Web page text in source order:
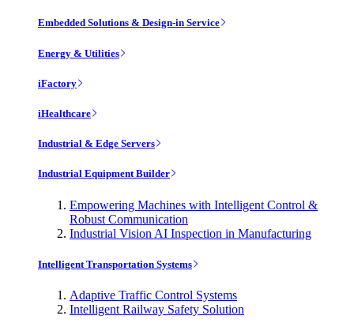
Embedded Solutions & Design-in Service
Energy & Utilities
iFactory
iHealthcare
Industrial & Edge Servers
Industrial Equipment Builder
Empowering Machines with Intelligent Control &
Robust Communication
Industrial Vision AI Inspection in Manufacturing
Intelligent Transportation Systems
Adaptive Traffic Control Systems
Intelligent Railway Safety Solution